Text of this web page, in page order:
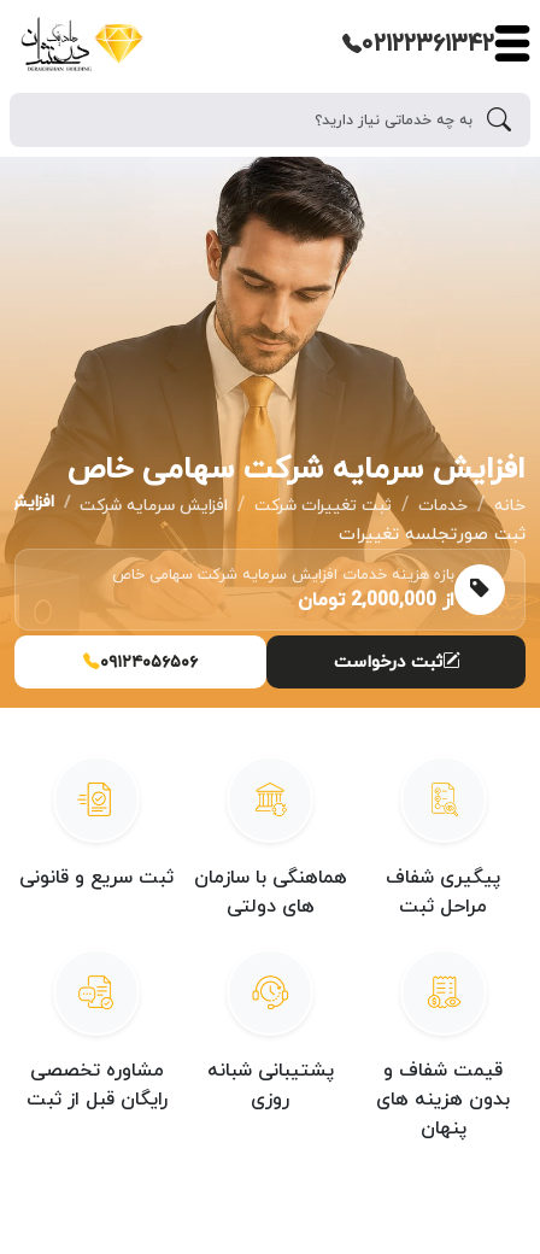
۰۲۱۲۲۳۶۱۳۴۲
افزایش سرمایه شرکت سهامی خاص
خانه خدمات ثبت تغییرات شرکت افزایش سرمایه شرکت
ثبت صورتجلسه تغییرات
بازه هزینه خدمات افزایش سرمایه شرکت سهامی خاص
از 2,000,000 تومان
ثبت درخواست ۰۹۱۲۴۰۵۶۵۰۶
پیگیری شفاف
مراحل ثبت
هماهنگی با سازمان
های دولتی
ثبت سریع و قانونی
قیمت شفاف و
بدون هزینه های
پنهان
پشتیبانی شبانه
روزی
مشاوره تخصصی
رایگان قبل از ثبت